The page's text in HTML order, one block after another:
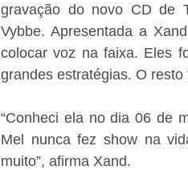
gravação do novo CD de
Vybbe. Apresentada a
colocar voz na faixa. Eles
grandes estratégias. O
“Conheci ela no dia 06 de
Mel nunca fez show na
muito”, afirma Xand.